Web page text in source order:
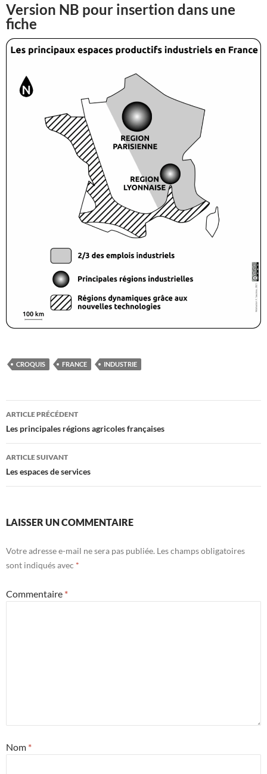
Version NB pour insertion dans une
fiche
CROQUIS FRANCE INDUSTRIE
Navigation
des
articles
ARTICLE PRÉCÉDENT
Les principales régions agricoles françaises
ARTICLE SUIVANT
Les espaces de services
LAISSER UN COMMENTAIRE
Votre adresse e-mail ne sera pas publiée. Les champs obligatoires
sont indiqués avec *
Commentaire *
Nom *